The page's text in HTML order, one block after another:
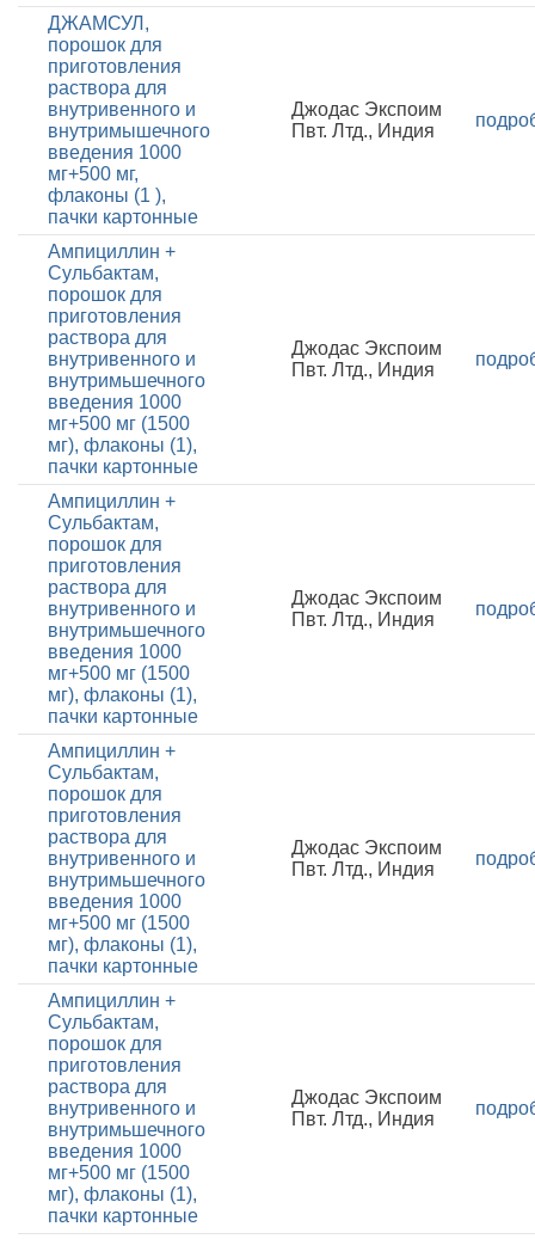
ДЖАМСУЛ,
порошок для
приготовления
раствора для
внутривенного и
внутримышечного
введения 1000
мг+500 мг,
флаконы (1 ),
пачки картонные
Джодас Экспоим
Пвт. Лтд., Индия
Ампициллин +
Сульбактам,
порошок для
приготовления
раствора для
внутривенного и
внутримьшечного
введения 1000
мг+500 мг (1500
мг), флаконы (1),
пачки картонные
Джодас Экспоим
Пвт. Лтд., Индия
Ампициллин +
Сульбактам,
порошок для
приготовления
раствора для
внутривенного и
внутримьшечного
введения 1000
мг+500 мг (1500
мг), флаконы (1),
пачки картонные
Джодас Экспоим
Пвт. Лтд., Индия
Ампициллин +
Сульбактам,
порошок для
приготовления
раствора для
внутривенного и
внутримьшечного
введения 1000
мг+500 мг (1500
мг), флаконы (1),
пачки картонные
Джодас Экспоим
Пвт. Лтд., Индия
Ампициллин +
Сульбактам,
порошок для
приготовления
раствора для
внутривенного и
внутримьшечного
введения 1000
мг+500 мг (1500
мг), флаконы (1),
пачки картонные
Джодас Экспоим
Пвт. Лтд., Индия